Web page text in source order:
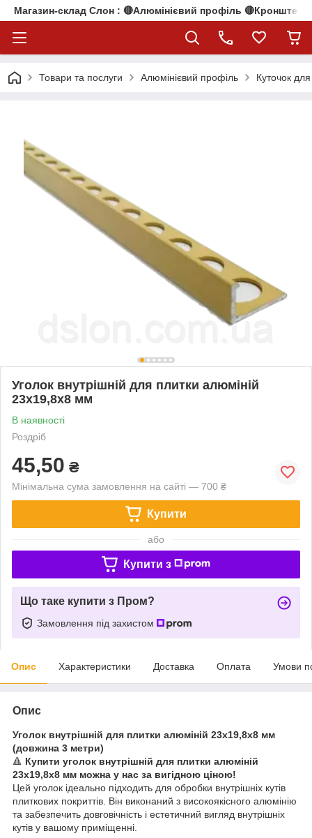
Магазин-склад Слон : 🔴Алюмінієвий профіль
Товари та послуги Алюмінієвий профіль Куточок
Уголок внутрішній для плитки алюміній
23х19,8х8 мм
В наявності
Роздріб
45,50 ₴
Мінімальна сума замовлення на сайті — 700 ₴
Купити
або
Купити з
Що таке купити з Пром?
Замовлення під захистом
Опис Характеристики Доставка Оплата Умови
Опис
Уголок внутрішній для плитки алюміній 23х19,8х8 мм
(довжина 3 метри)
🔺 Купити уголок внутрішній для плитки алюміній
23х19,8х8 мм можна у нас за вигідною ціною!
Цей уголок ідеально підходить для обробки внутрішніх кутів
плиткових покриттів. Він виконаний з високоякісного алюмінію
та забезпечить довговічність і естетичний вигляд внутрішніх
кутів у вашому приміщенні.